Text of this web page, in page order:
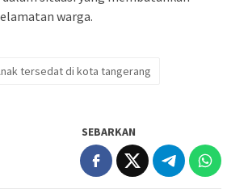
warga.
tersedat di kota tangerang
SEBARKAN